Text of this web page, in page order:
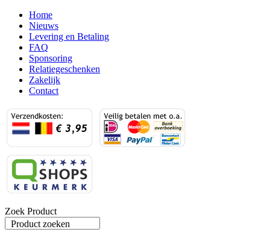
Home
Nieuws
Levering en Betaling
FAQ
Sponsoring
Relatiegeschenken
Zakelijk
Contact
Zoek Product
Product zoeken